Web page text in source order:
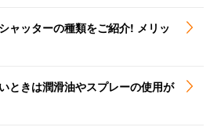
ャッターの種類をご紹介! メリッ
ときは潤滑油やスプレーの使用が